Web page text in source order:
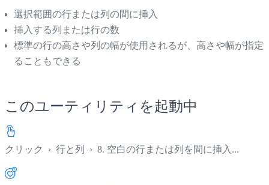
選択範囲の行または列の間に挿入
挿入する列または行の数
標準の行の高さや列の幅が使用されるが、高さや幅が指定
ることもできる
このユーティリティを起動中
クリック › 行と列 › 8. 空白の行または列を間に挿入...